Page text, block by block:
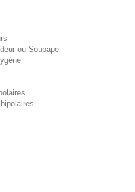
ou Soupape